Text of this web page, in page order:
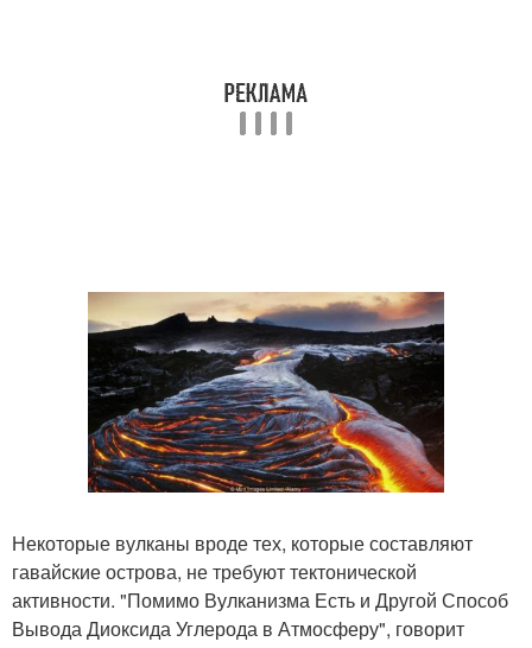
Некоторые вулканы вроде тех, которые составляют
гавайские острова, не требуют тектонической
активности. "Помимо Вулканизма Есть и Другой Способ
Вывода Диоксида Углерода в Атмосферу", говорит